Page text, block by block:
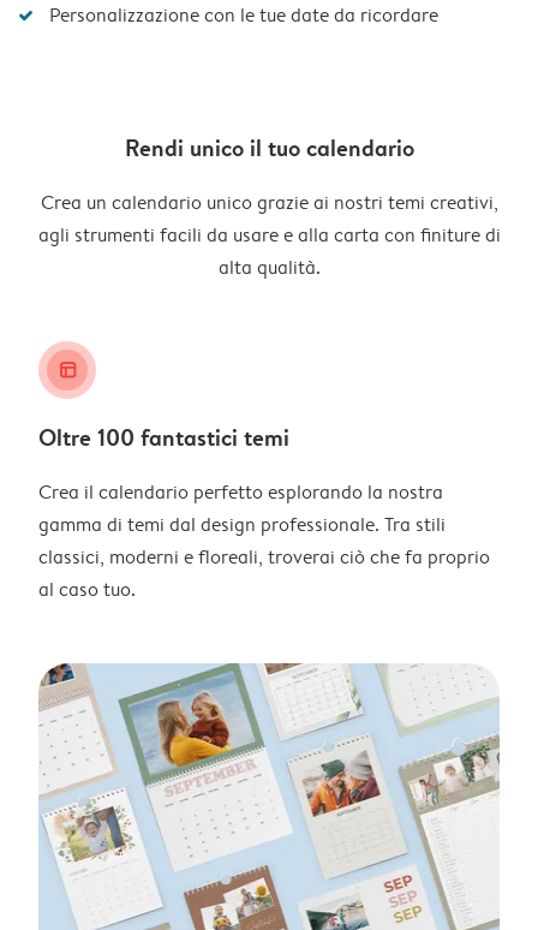
Personalizzazione con le tue date da ricordare
Rendi unico il tuo calendario
Crea un calendario unico grazie ai nostri temi creativi,
agli strumenti facili da usare e alla carta con finiture di
alta qualità.
layout_alt
Oltre 100 fantastici temi
Crea il calendario perfetto esplorando la nostra
gamma di temi dal design professionale. Tra stili
classici, moderni e floreali, troverai ciò che fa proprio
al caso tuo.